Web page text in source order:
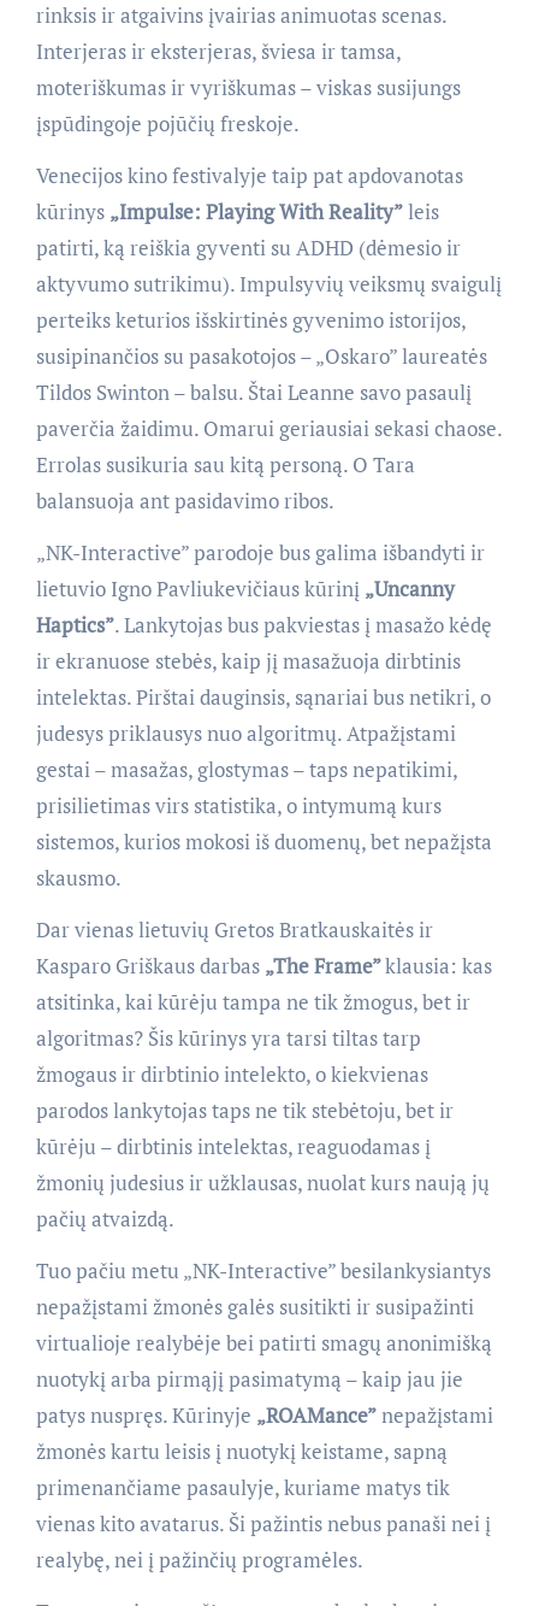
rinksis ir atgaivins įvairias animuotas scenas.
Interjeras ir eksterjeras, šviesa ir tamsa,
moteriškumas ir vyriškumas – viskas susijungs
įspūdingoje pojūčių freskoje.
Venecijos kino festivalyje taip pat apdovanotas
kūrinys „Impulse: Playing With Reality”leis
patirti, ką reiškia gyventi su ADHD (dėmesio ir
aktyvumo sutrikimu). Impulsyvių veiksmų svaigulį
perteiks keturios išskirtinės gyvenimo istorijos,
susipinančios su pasakotojos – „Oskaro” laureatės
Tildos Swinton – balsu. Štai Leanne savo pasaulį
paverčia žaidimu. Omarui geriausiai sekasi chaose.
Errolas susikuria sau kitą personą. O Tara
balansuoja ant pasidavimo ribos.
„NK-Interactive” parodoje bus galima išbandyti ir
lietuvio Igno Pavliukevičiaus kūrinį „Uncanny
Haptics”. Lankytojas bus pakviestas į masažo kėdę
ir ekranuose stebės, kaip jį masažuoja dirbtinis
intelektas. Pirštai dauginsis, sąnariai bus netikri, o
judesys priklausys nuo algoritmų. Atpažįstami
gestai – masažas, glostymas – taps nepatikimi,
prisilietimas virs statistika, o intymumą kurs
sistemos, kurios mokosi iš duomenų, bet nepažįsta
skausmo.
Dar vienas lietuvių Gretos Bratkauskaitės ir
Kasparo Griškaus darbas „The Frame”klausia: kas
atsitinka, kai kūrėju tampa ne tik žmogus, bet ir
algoritmas? Šis kūrinys yra tarsi tiltas tarp
žmogaus ir dirbtinio intelekto, o kiekvienas
parodos lankytojas taps ne tik stebėtoju, bet ir
kūrėju – dirbtinis intelektas, reaguodamas į
žmonių judesius ir užklausas, nuolat kurs naują jų
pačių atvaizdą.
Tuo pačiu metu „NK-Interactive” besilankysiantys
nepažįstami žmonės galės susitikti ir susipažinti
virtualioje realybėje bei patirti smagų anonimišką
nuotykį arba pirmąjį pasimatymą – kaip jau jie
patys nuspręs. Kūrinyje „ROAMance”nepažįstami
žmonės kartu leisis į nuotykį keistame, sapną
primenančiame pasaulyje, kuriame matys tik
vienas kito avatarus. Ši pažintis nebus panaši nei į
realybę, nei į pažinčių programėles.